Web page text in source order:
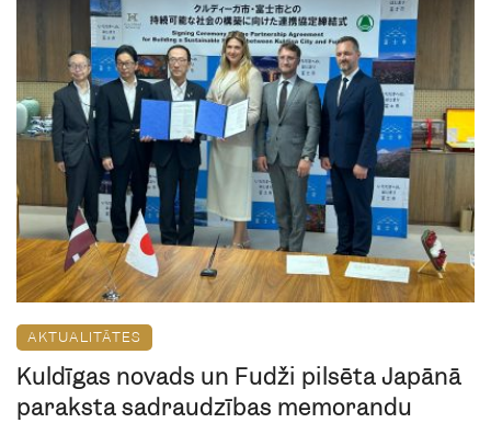
AKTUALITĀTES
Kuldīgas novads un Fudži pilsēta Japānā
paraksta sadraudzības memorandu